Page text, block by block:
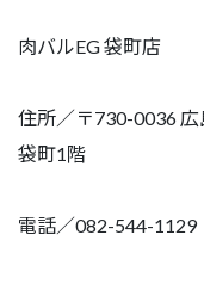
肉バルEG 袋町店
住所／〒730-0036
袋町1階
電話／082-544-1129